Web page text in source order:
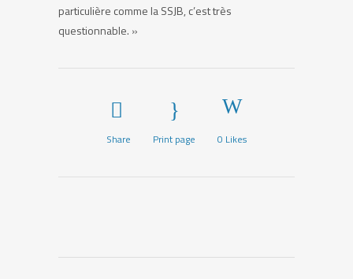
particulière comme la SSJB, c’est très
questionnable. »
Share Print page 0 Likes